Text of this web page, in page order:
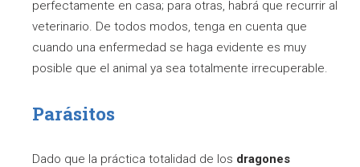
perfectamente en casa; para otras, habrá que recurrir al
veterinario. De todos modos, tenga en cuenta que
cuando una enfermedad se haga evidente es muy
posible que el animal ya sea totalmente irrecuperable.
Parásitos
Dado que la práctica totalidad de los dragones